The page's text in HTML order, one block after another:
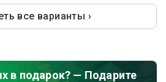
все варианты ›
в подарок? — Подарите